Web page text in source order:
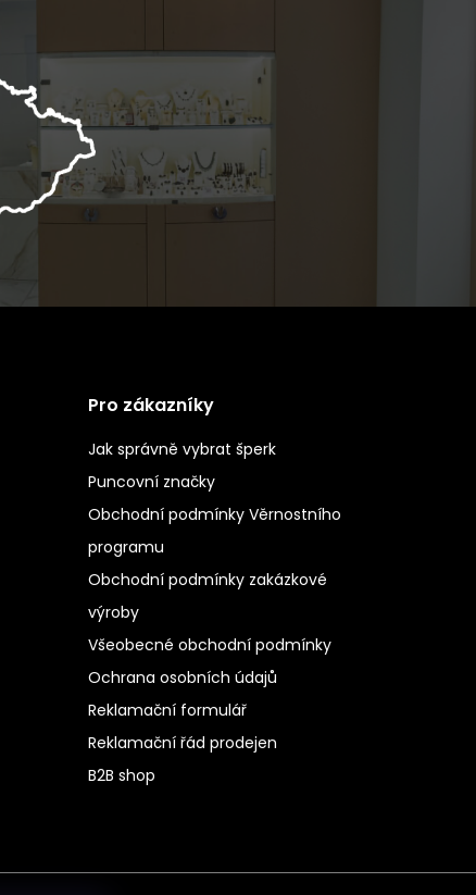
Pro zákazníky
Jak správně vybrat šperk
Puncovní značky
Obchodní podmínky Věrnostního
programu
Obchodní podmínky zakázkové
výroby
Všeobecné obchodní podmínky
Ochrana osobních údajů
Reklamační formulář
Reklamační řád prodejen
B2B shop